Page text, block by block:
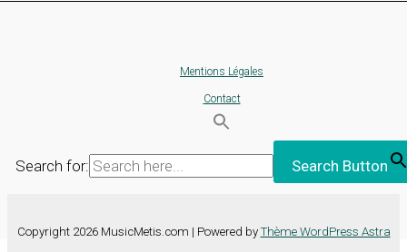
Mentions Légales
Contact
Search for: Search Button
Copyright 2026 MusicMetis.com | Powered by Thème WordPress Astra